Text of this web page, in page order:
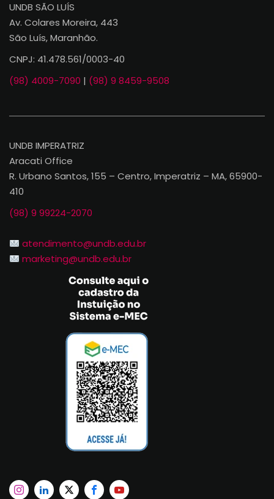
UNDB SÃO LUÍS
Av. Colares Moreira, 443
São Luís, Maranhão.
CNPJ: 41.478.561/0003-40
(98) 4009-7090 | (98) 9 8459-9508
UNDB IMPERATRIZ
Aracati Office
R. Urbano Santos, 155 – Centro, Imperatriz – MA, 65900-
410
(98) 9 99224-2070
atendimento@undb.edu.br
marketing@undb.edu.br